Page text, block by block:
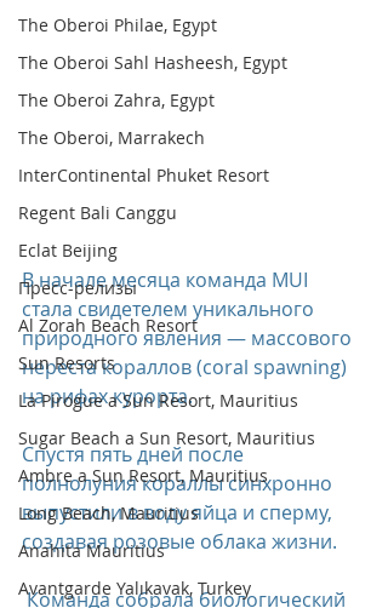
The Oberoi Philae, Egypt
The Oberoi Sahl Hasheesh, Egypt
The Oberoi Zahra, Egypt
The Oberoi, Marrakech
InterContinental Phuket Resort
Regent Bali Canggu
Eclat Beijing
Пресс-релизы
Al Zorah Beach Resort
Sun Resorts
La Pirogue a Sun Resort, Mauritius
Sugar Beach a Sun Resort, Mauritius
Ambre a Sun Resort, Mauritius
Long Beach, Mauritius
Anahita Mauritius
Avantgarde Yalıkavak, Turkey
В начале месяца команда MUI
стала свидетелем уникального
природного явления — массового
нереста кораллов (coral spawning)
на рифах курорта.
Спустя пять дней после
полнолуния кораллы синхронно
выпустили в воду яйца и сперму,
создавая розовые облака жизни.
Команда собрала биологический